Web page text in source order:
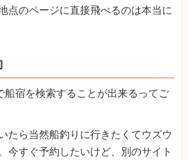
点のページに直接飛べるのは本当に
船宿を検索することが出来るってご
たら当然船釣りに行きたくてウズウ
今すぐ予約したいけど、別のサイト